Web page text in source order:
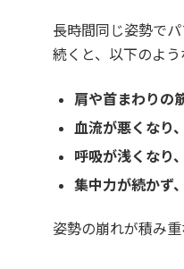
長時間同じ姿勢で
続くと、以下のよう
肩や首まわりの
血流が悪くなり
呼吸が浅くなり
集中力が続かず
姿勢の崩れが積み